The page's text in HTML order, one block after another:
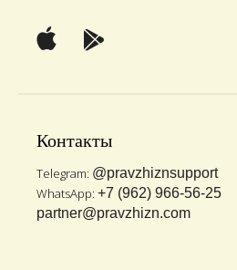
Контакты
Telegram: @pravzhiznsupport
WhatsApp: +7 (962) 966-56-25
partner@pravzhizn.com